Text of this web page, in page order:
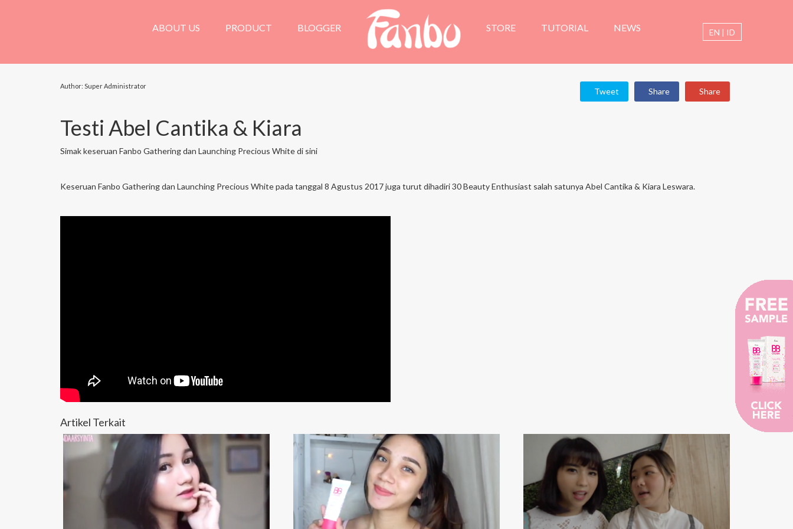
ABOUT US PRODUCT BLOGGER STORE TUTORIAL NEWS EN | ID
Author: Super Administrator
Tweet Share Share
Testi Abel Cantika & Kiara
Simak keseruan Fanbo Gathering dan Launching Precious White di sini
Keseruan Fanbo Gathering dan Launching Precious White pada tanggal 8 Agustus 2017 juga turut dihadiri 30 Beauty Enthusiast salah satunya Abel Cantika & Kiara Leswara.
Artikel Terkait